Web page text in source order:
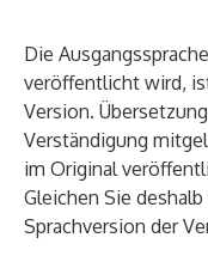
Die
veröffentlicht wird,
Version.
Verständigung
im Original
Gleichen Sie
Sprachversion der